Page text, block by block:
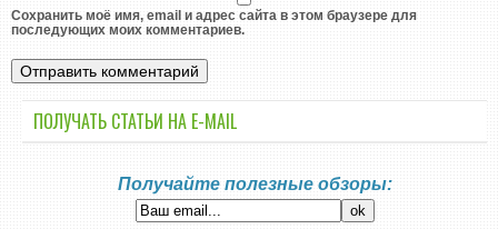
Сохранить моё имя, email и адрес сайта в этом браузере для
последующих моих комментариев.
ПОЛУЧАТЬ СТАТЬИ НА E-MАIL
Получайте полезные обзоры: